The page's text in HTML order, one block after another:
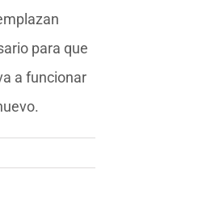
para que
a funcionar